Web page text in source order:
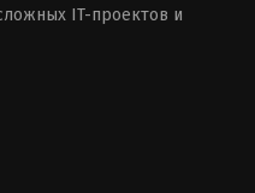
IT-проектов и